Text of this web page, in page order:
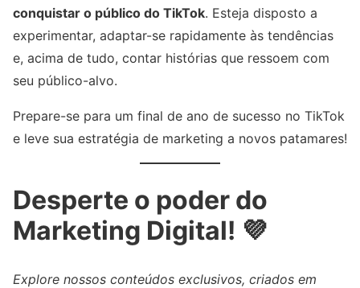
conquistar o público do TikTok. Esteja disposto a
experimentar, adaptar-se rapidamente às tendências
e, acima de tudo, contar histórias que ressoem com
seu público-alvo.
Prepare-se para um final de ano de sucesso no TikTok
e leve sua estratégia de marketing a novos patamares!
Desperte o poder do
Marketing Digital! 💜
Explore nossos conteúdos exclusivos, criados em